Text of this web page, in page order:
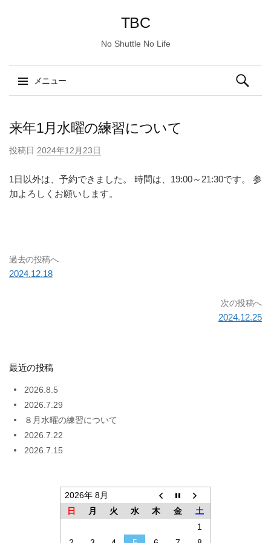
TBC
No Shuttle No Life
メニュー
ン
ン
へ
ス
検
索:
来年1月水曜の練習について
投稿日 2024年12月23日
1日以外は、予約できました。 時間は、19:00～21:30です。 参
加よろしくお願いします。
過去の投稿へ
2024.12.18
次の投稿へ
2024.12.25
最近の投稿
2026.8.5
2026.7.29
８月水曜の練習について
2026.7.22
2026.7.15
2026年 8月
日
月 火 水 木 金
土
1